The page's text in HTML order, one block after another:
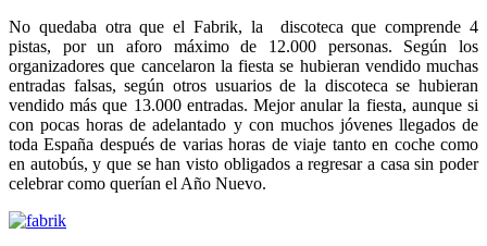
No quedaba otra que el Fabrik, la discoteca que comprende 4
pistas, por un aforo máximo de 12.000 personas. Según los
organizadores que cancelaron la fiesta se hubieran vendido muchas
entradas falsas, según otros usuarios de la discoteca se hubieran
vendido más que 13.000 entradas. Mejor anular la fiesta, aunque si
con pocas horas de adelantado y con muchos jóvenes llegados de
toda España después de varias horas de viaje tanto en coche como
en autobús, y que se han visto obligados a regresar a casa sin poder
celebrar como querían el Año Nuevo.